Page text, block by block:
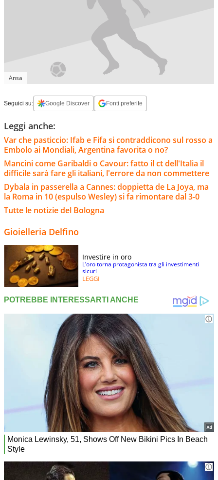
Ansa
Seguici su: Google Discover Fonti preferite
Leggi anche:
Var che pasticcio: Ifab e Fifa si contraddicono sul rosso a
Embolo ai Mondiali, Argentina favorita o no?
Mancini come Garibaldi o Cavour: fatto il ct dell'Italia il
difficile sarà fare gli italiani, l'errore da non commettere
Dybala in passerella a Cannes: doppietta de La Joya, ma
la Roma in 10 (espulso Wesley) si fa rimontare dal 3-0
Tutte le notizie del Bologna
Gioielleria Delfino
Investire in oro
L’oro torna protagonista tra gli investimenti
sicuri
LEGGI